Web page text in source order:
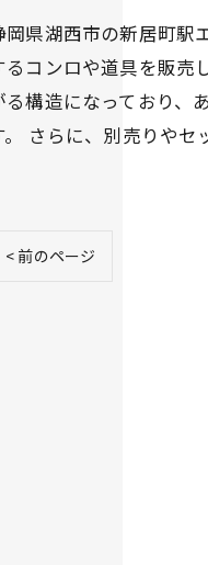
岡県湖西市の新居町駅
るコンロや道具を販売
る構造になっており、
。 さらに、別売りや
< 前のページ